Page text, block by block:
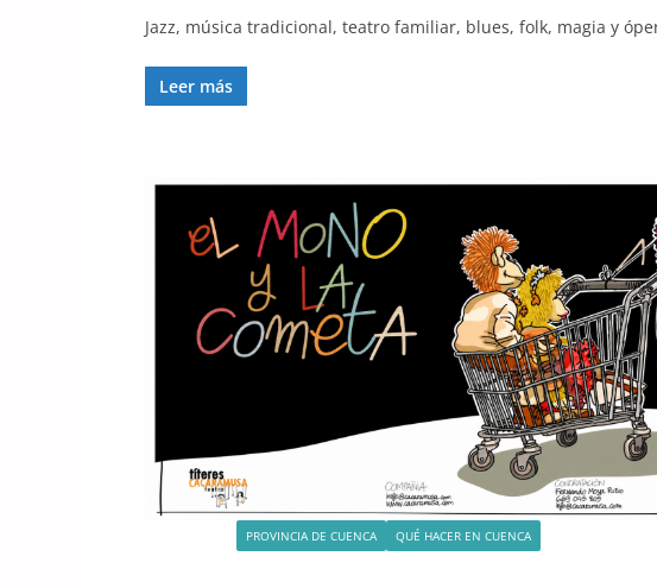
Jazz, música tradicional, teatro familiar, blues, folk, magia y
Leer más
PROVINCIA DE CUENCA
QUÉ HACER EN CUENCA